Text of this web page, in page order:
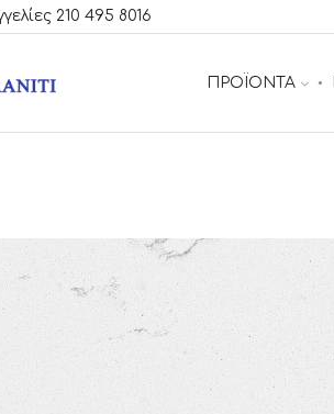
210 495 8016
ΠΡΟΪΟΝΤΑ